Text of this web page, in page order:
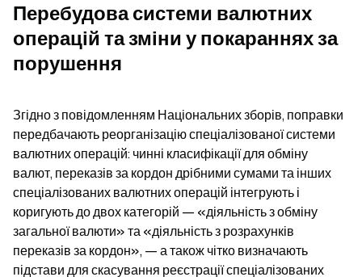
Перебудова системи валютних
операцій та зміни у покараннях за
порушення
Згідно з повідомленням Національних зборів, поправки
передбачають реорганізацію спеціалізованої системи
валютних операцій: чинні класифікації для обміну
валют, переказів за кордон дрібними сумами та інших
спеціалізованих валютних операцій інтегрують і
коригують до двох категорій — «діяльність з обміну
загальної валюти» та «діяльність з розрахунків
переказів за кордон», — а також чітко визначають
підстави для скасування реєстрації спеціалізованих